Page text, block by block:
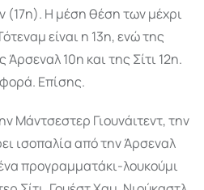
(17η). Η μέση θέση των μέχρι
είναι η 13η, ενώ της
Άρσεναλ 10η και της Σίτι 12η.
Επίσης.
Μάντσεστερ Γιουνάιτεντ, την
ισοπαλία από την Άρσεναλ
προγραμματάκι-λουκούμι